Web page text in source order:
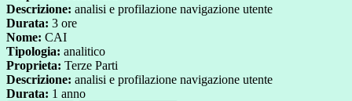
Descrizione: analisi e profilazione navigazione utente
Durata: 3 ore
Nome: CAI
Tipologia: analitico
Proprieta: Terze Parti
Descrizione: analisi e profilazione navigazione utente
Durata: 1 anno